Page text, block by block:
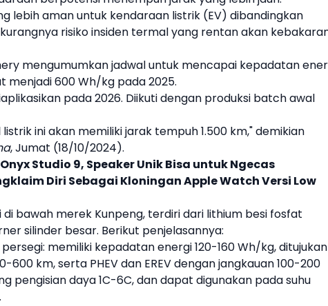
lebih aman untuk kendaraan listrik (EV) dibandingkan
risiko insiden termal yang rentan akan
mengumumkan jadwal untuk mencapai kepadatan
menjadi 600 Wh/kg pada 2025.
pada 2026. Diikuti dengan produksi batch awal
ini akan memiliki jarak tempuh 1.500 km," demikian
, Jumat (18/10/2024).
Studio 9, Speaker Unik Bisa untuk Ngecas
Diri Sebagai Kloningan Apple Watch Versi Low
bawah merek Kunpeng, terdiri dari lithium besi fosfat
silinder besar. Berikut penjelasannya:
persegi: memiliki kepadatan energi 120-160 Wh/kg, ditujukan
600 km, serta PHEVdan EREVdengan jangkauan 100-200
pengisian daya 1C-6C, dan dapat digunakan pada suhu